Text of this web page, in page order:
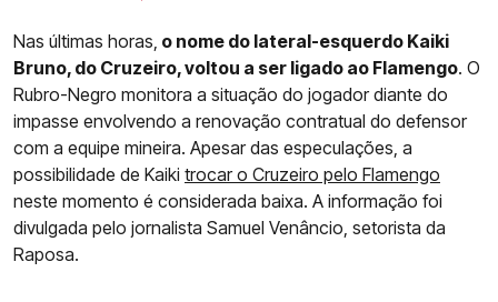
Nas últimas horas, o nome do lateral-esquerdo Kaiki
Bruno, do Cruzeiro, voltou a ser ligado ao Flamengo. O
Rubro-Negro monitora a situação do jogador diante do
impasse envolvendo a renovação contratual do defensor
com a equipe mineira. Apesar das especulações, a
possibilidade de Kaiki trocar o Cruzeiro pelo Flamengo
neste momento é considerada baixa. A informação foi
divulgada pelo jornalista Samuel Venâncio, setorista da
Raposa.